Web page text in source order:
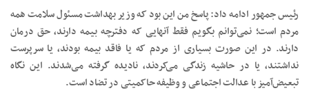
رئیس جمهور ادامه داد: پاسخ من این بود که وزیر بهداشت مسئول سلامت همه
مردم است؛ نمی‌توانم بگویم فقط آنهایی که دفترچه بیمه دارند، حق درمان
دارند. در این صورت بسیاری از مردم که یا فاقد بیمه بودند، یا سرپرست
نداشتند، یا در حاشیه زندگی می‌کردند، نادیده گرفته می‌شدند. این نگاه
تبعیض‌آمیز با عدالت اجتماعی و وظیفه حاکمیتی در تضاد است.